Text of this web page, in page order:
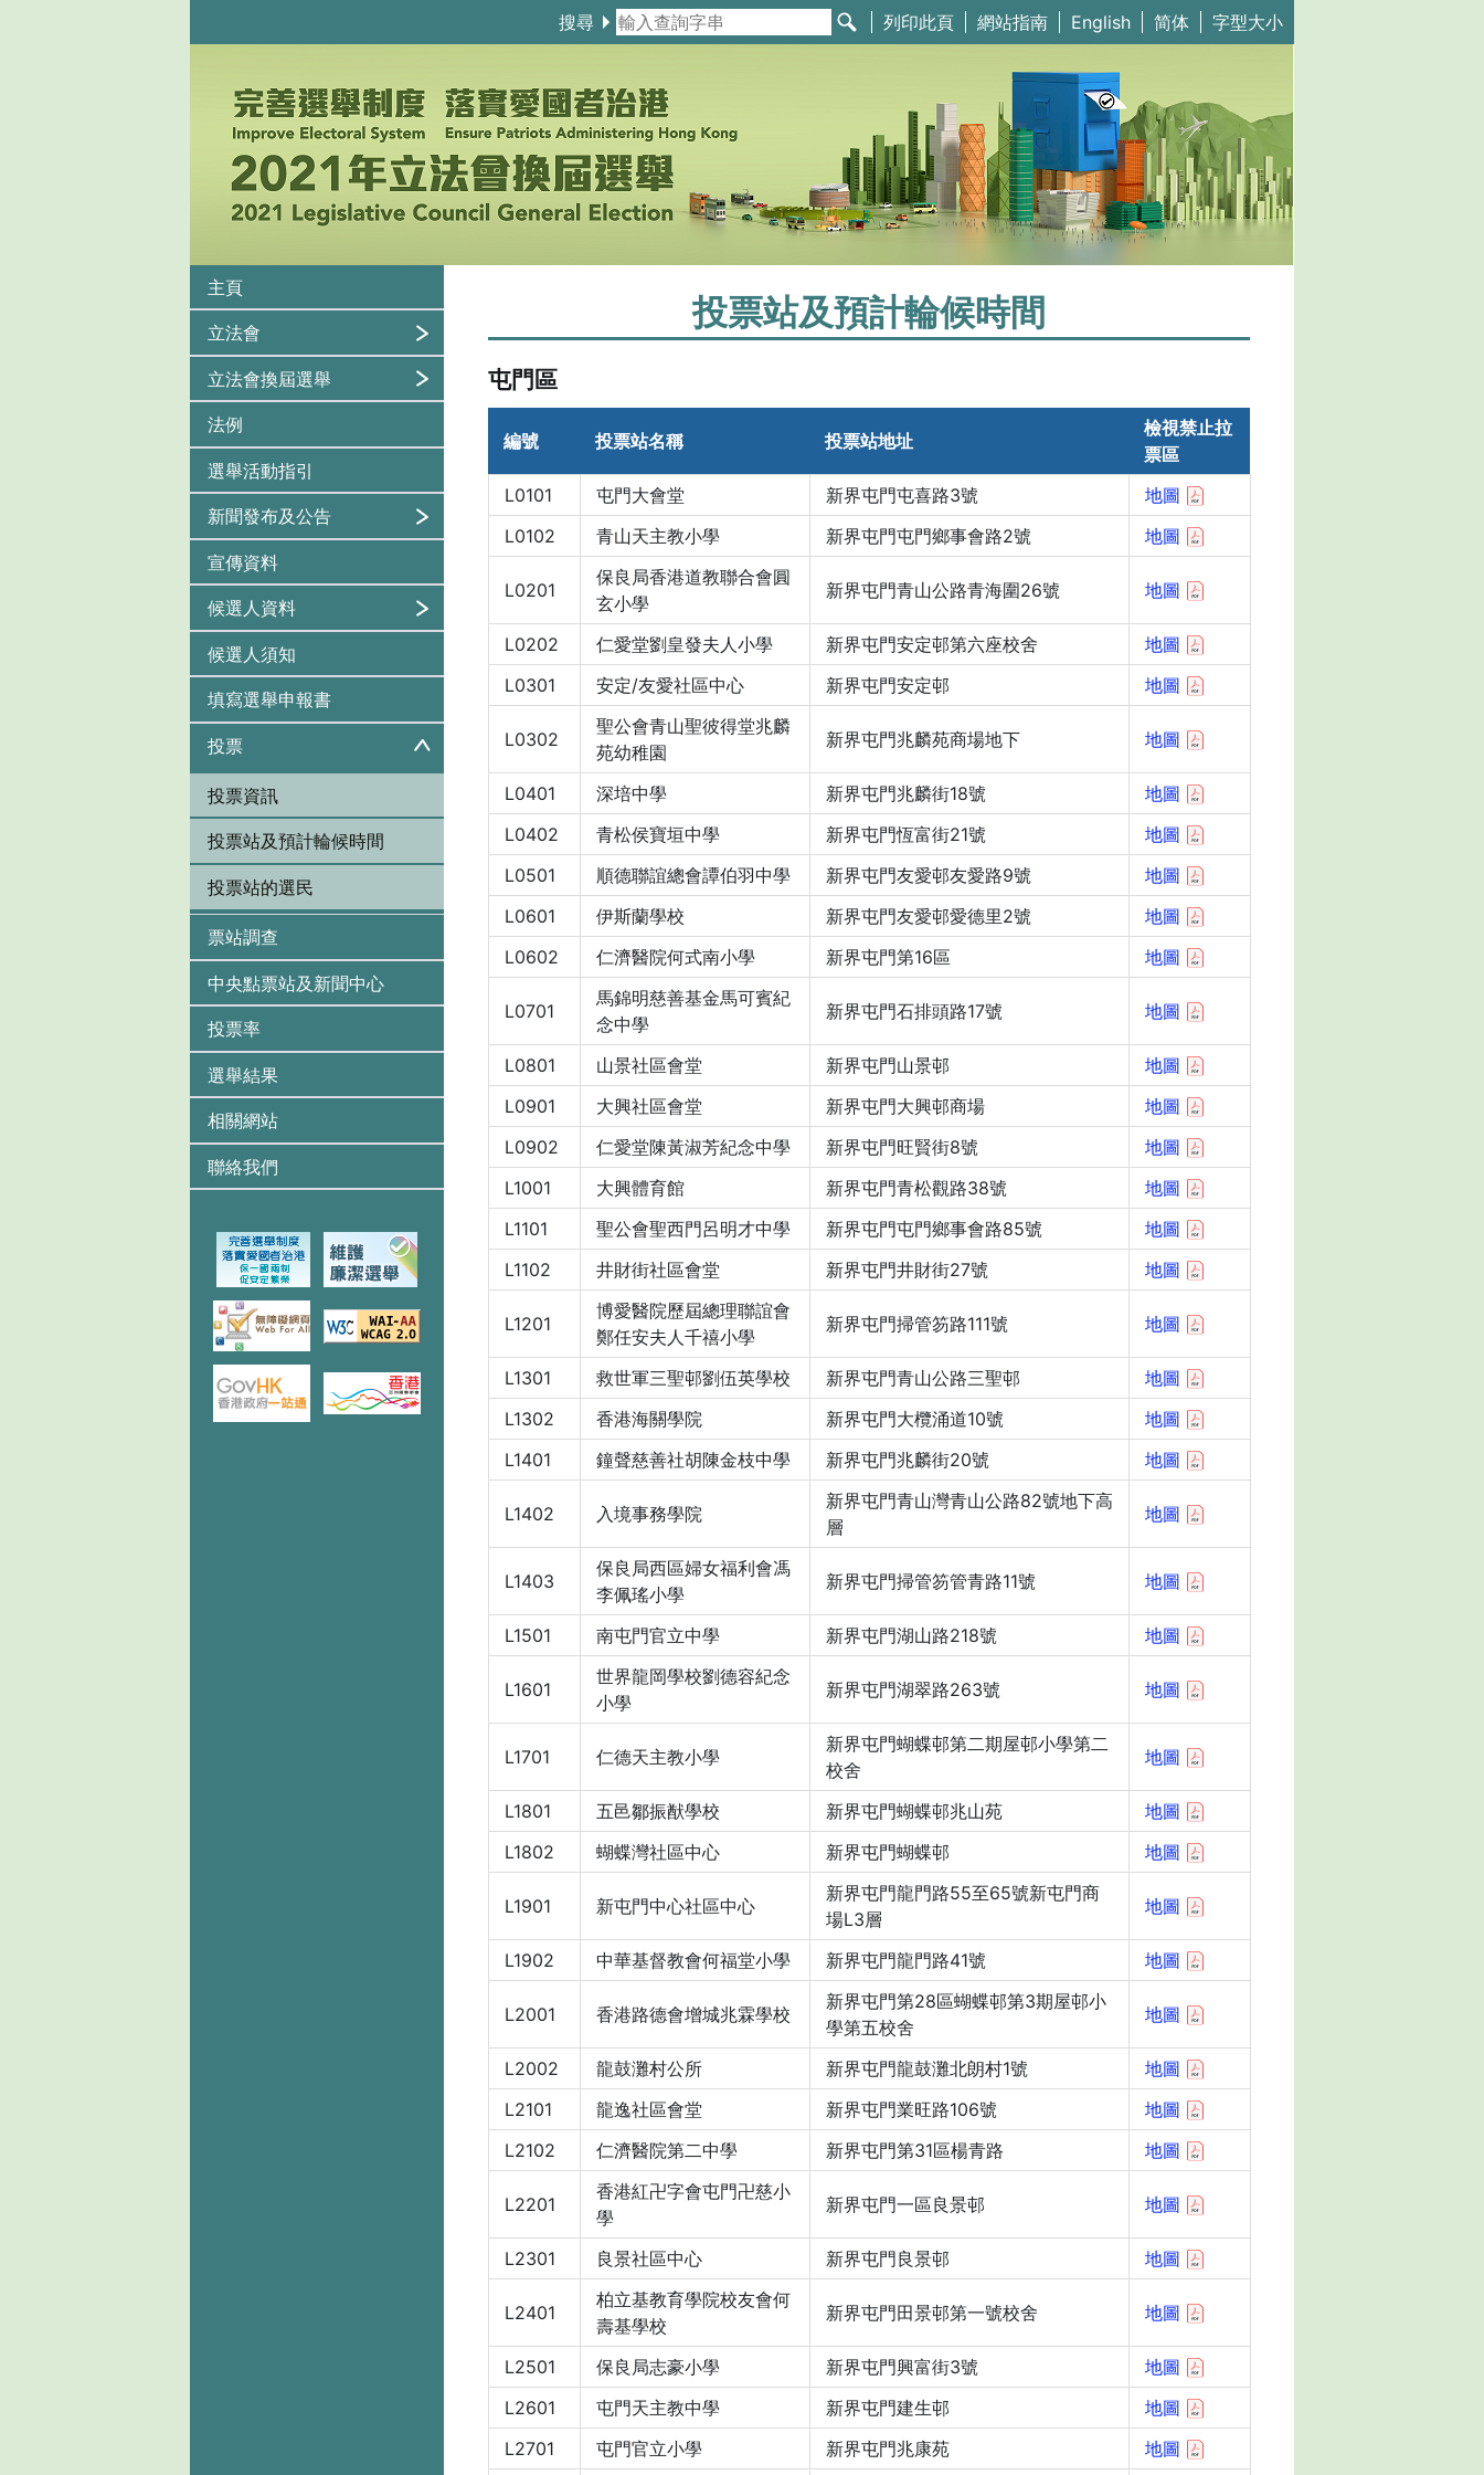
搜尋 列印此頁 網站指南 English 简体 字型大小
主頁
立法會
立法會換屆選舉
法例
選舉活動指引
新聞發布及公告
宣傳資料
候選人資料
候選人須知
填寫選舉申報書
投票
投票資訊
投票站及預計輪候時間
投票站的選民
票站調查
中央點票站及新聞中心
投票率
選舉結果
相關網站
聯絡我們
投票站及預計輪候時間
屯門區
編號 投票站名稱 投票站地址
檢視禁止拉
票區
L0101
屯門大會堂 新界屯門屯喜路3號
地圖
L0102
青山天主教小學 新界屯門屯門鄉事會路2號 地圖
L0201
保良局香港道教聯合會圓
玄小學
新界屯門青山公路青海圍26號 地圖
L0202 仁愛堂劉皇發夫人小學 新界屯門安定邨第六座校舍
地圖
L0301
安定/友愛社區中心 新界屯門安定邨 地圖
L0302
聖公會青山聖彼得堂兆麟
苑幼稚園
新界屯門兆麟苑商場地下 地圖
L0401 深培中學 新界屯門兆麟街18號
地圖
L0402
青松侯寶垣中學 新界屯門恆富街21號
地圖
L0501
順德聯誼總會譚伯羽中學 新界屯門友愛邨友愛路9號
地圖
L0601
伊斯蘭學校 新界屯門友愛邨愛德里2號
地圖
L0602
仁濟醫院何式南小學 新界屯門第16區 地圖
L0701
馬錦明慈善基金馬可賓紀
念中學
新界屯門石排頭路17號 地圖
L0801 山景社區會堂 新界屯門山景邨
地圖
L0901
大興社區會堂 新界屯門大興邨商場
地圖
L0902
仁愛堂陳黃淑芳紀念中學 新界屯門旺賢街8號
地圖
L1001
大興體育館 新界屯門青松觀路38號
地圖
L1101
聖公會聖西門呂明才中學 新界屯門屯門鄉事會路85號
地圖
L1102
井財街社區會堂 新界屯門井財街27號 地圖
L1201
博愛醫院歷屆總理聯誼會
鄭任安夫人千禧小學
新界屯門掃管笏路111號 地圖
L1301 救世軍三聖邨劉伍英學校 新界屯門青山公路三聖邨
地圖
L1302
香港海關學院 新界屯門大欖涌道10號
地圖
L1401
鐘聲慈善社胡陳金枝中學 新界屯門兆麟街20號 地圖
L1402 入境事務學院
新界屯門青山灣青山公路82號地下高
層
地圖
L1403
保良局西區婦女福利會馮
李佩瑤小學
新界屯門掃管笏管青路11號 地圖
L1501 南屯門官立中學 新界屯門湖山路218號 地圖
L1601
世界龍岡學校劉德容紀念
小學
新界屯門湖翠路263號 地圖
L1701 仁德天主教小學
新界屯門蝴蝶邨第二期屋邨小學第二
校舍
地圖
L1801 五邑鄒振猷學校 新界屯門蝴蝶邨兆山苑
地圖
L1802
蝴蝶灣社區中心 新界屯門蝴蝶邨 地圖
L1901 新屯門中心社區中心
新界屯門龍門路55至65號新屯門商
場L3層
地圖
L1902 中華基督教會何福堂小學 新界屯門龍門路41號 地圖
L2001 香港路德會增城兆霖學校
新界屯門第28區蝴蝶邨第3期屋邨小
學第五校舍
地圖
L2002 龍鼓灘村公所 新界屯門龍鼓灘北朗村1號
地圖
L2101
龍逸社區會堂 新界屯門業旺路106號
地圖
L2102
仁濟醫院第二中學 新界屯門第31區楊青路 地圖
L2201
香港紅卍字會屯門卍慈小
學
新界屯門一區良景邨 地圖
L2301 良景社區中心 新界屯門良景邨 地圖
L2401
柏立基教育學院校友會何
壽基學校
新界屯門田景邨第一號校舍 地圖
L2501 保良局志豪小學 新界屯門興富街3號
地圖
L2601
屯門天主教中學 新界屯門建生邨
地圖
L2701
屯門官立小學 新界屯門兆康苑 地圖